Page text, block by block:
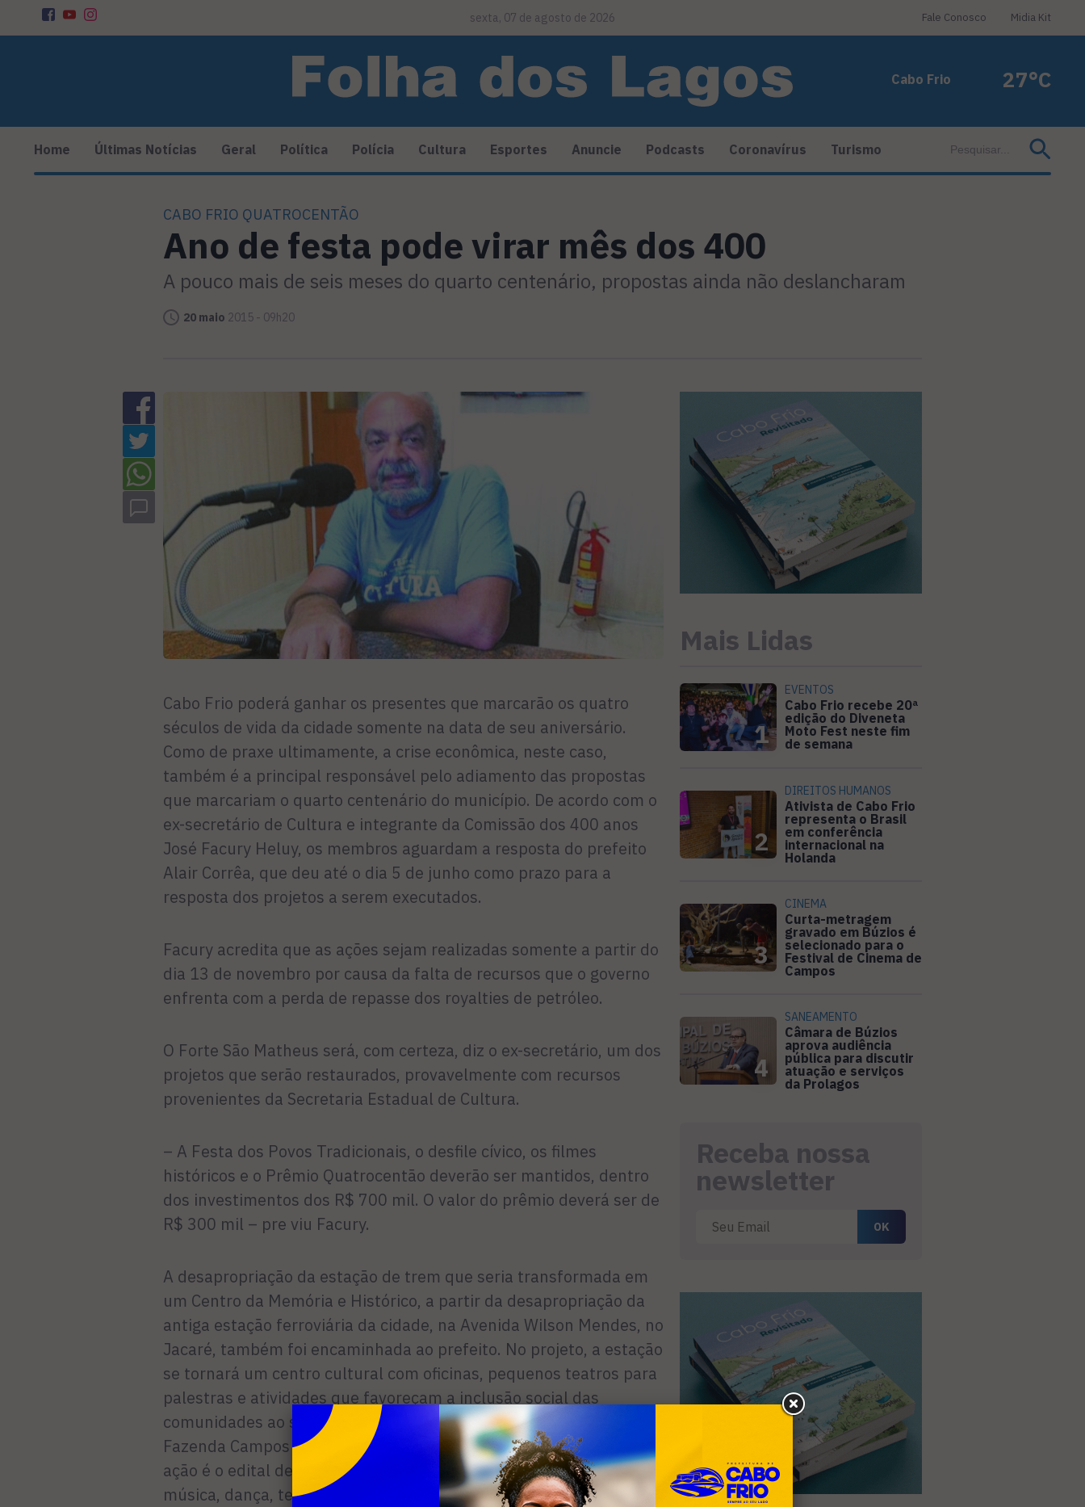
sexta, 07 de agosto de 2026 Fale Conosco Midia Kit
Cabo Frio 27°C
Home Últimas Notícias Geral Política Polícia Cultura Esportes Anuncie Podcasts Coronavírus Turismo
CABO FRIO QUATROCENTÃO
Ano de festa pode virar mês dos 400
A pouco mais de seis meses do quarto centenário, propostas ainda não deslancharam
20 maio 2015 - 09h20
Cabo Frio poderá ganhar os presentes que marcarão os quatro
séculos de vida da cidade somente na data de seu aniversário.
Como de praxe ultimamente, a crise econômica, neste caso,
também é a principal responsável pelo adiamento das propostas
que marcariam o quarto centenário do município. De acordo com o
ex-secretário de Cultura e integrante da Comissão dos 400 anos
José Facury Heluy, os membros aguardam a resposta do prefeito
Alair Corrêa, que deu até o dia 5 de junho como prazo para a
resposta dos projetos a serem executados.
Facury acredita que as ações sejam realizadas somente a partir do
dia 13 de novembro por causa da falta de recursos que o governo
enfrenta com a perda de repasse dos royalties de petróleo.
O Forte São Matheus será, com certeza, diz o ex-secretário, um dos
projetos que serão restaurados, provavelmente com recursos
provenientes da Secretaria Estadual de Cultura.
– A Festa dos Povos Tradicionais, o desfile cívico, os filmes
históricos e o Prêmio Quatrocentão deverão ser mantidos, dentro
dos investimentos dos R$ 700 mil. O valor do prêmio deverá ser de
R$ 300 mil – pre viu Facury.
A desapropriação da estação de trem que seria transformada em
um Centro da Memória e Histórico, a partir da desapropriação da
antiga estação ferroviária da cidade, na Avenida Wilson Mendes, no
Jacaré, também foi encaminhada ao prefeito. No projeto, a estação
se tornará um centro cultural com oficinas, pequenos teatros para
palestras e atividades que favoreçam a inclusão social das
comunidades ao seu redor. Está previsto ainda a reestruturação da
Fazenda Campos Novos, a biblioteca e a Fonte do Itajuru. Outra
ação é o edital de prêmios Cabo Frio Quatrocentão (acervo de
música, dança, teatro) no valor de R$ 700 mil reais. A encenação
Mais Lidas
1
EVENTOS
Cabo Frio recebe 20ª
edição do Diveneta
Moto Fest neste fim
de semana
2
DIREITOS HUMANOS
Ativista de Cabo Frio
representa o Brasil
em conferência
internacional na
Holanda
3
CINEMA
Curta-metragem
gravado em Búzios é
selecionado para o
Festival de Cinema de
Campos
4
SANEAMENTO
Câmara de Búzios
aprova audiência
pública para discutir
atuação e serviços
da Prolagos
Receba nossa
newsletter